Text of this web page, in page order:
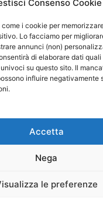
Consenso Cookie
i cookie per
Lo facciamo per
annunci (non)
di elaborare dati
su questo sito. Il
influire negativamente
Accetta
Nega
le preferenze
borsa
2026
Tenaris: ci sarà
ieri?
Agosto 2026
6 Agosto 2026
Azioni BFF Bank: perché
2026